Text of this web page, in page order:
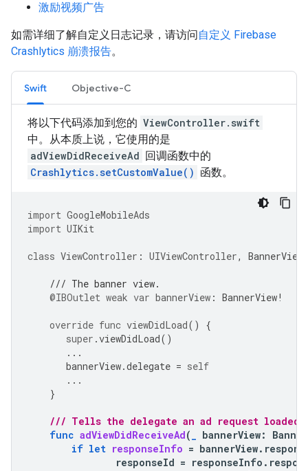
激励视频广告
如需详细了解自定义日志记录，请访问 自定义 Firebase
Crashlytics 崩溃报告。
Swift Objective-C
将以下代码添加到您的 ViewController.swift
中。从本质上说，它使用的是
adViewDidReceiveAd 回调函数中的
Crashlytics.setCustomValue() 函数。
import GoogleMobileAds
import UIKit
class ViewController : UIViewController,
/// The banner view.
@IBOutlet weak var bannerView : BannerView!
override func viewDidLoad()
{
super .viewDidLoad()
...
bannerView.delegate = self
...
}
/// Tells the delegate an ad request loaded
func adViewDidReceiveAd( bannerView:
if let responseInfo = bannerView.
responseId = responseInfo .